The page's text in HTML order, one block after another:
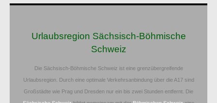
Urlaubsregion Sächsisch-Böhmische
Schweiz
Die Sächsisch-Böhmische Schweiz ist eine grenzübergreifende
Urlaubsregion. Durch eine optimale Verkehrsanbindung über die A17 sind
Großstädte wie Prag und Dresden nur ein bis zwei Stunden entfernt. Die